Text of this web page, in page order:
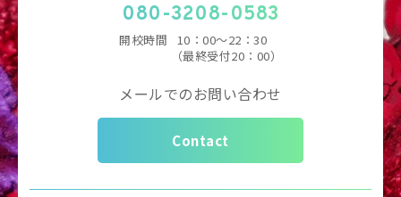
080-3208-0583
開校時間
10：00～22：30
（最終受付20：00）
メールでのお問い合わせ
Contact